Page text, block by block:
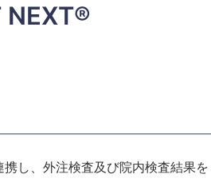
し、外注検査及び院内検査結果